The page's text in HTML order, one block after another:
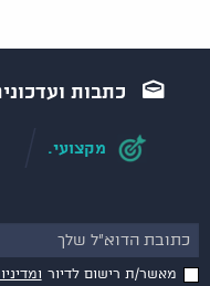
כתבות
מקצועי.
מאשר/ת רישום לדיור